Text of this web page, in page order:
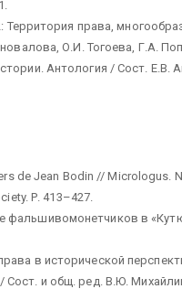
права,
О.И. Тогоева, Г.А.
Антология / Сост.
de Jean Bodin // Micrologus.
Р. 413–427.
фальшивомонетчиков в
в исторической
Сост. и общ. ред. В.Ю.